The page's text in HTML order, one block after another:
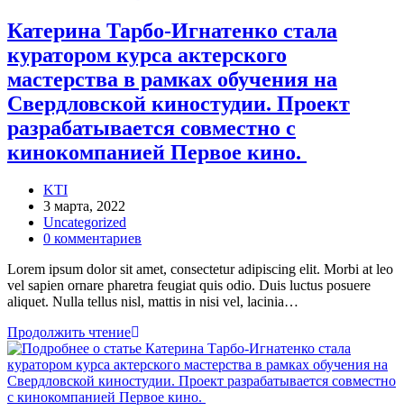
актерского
мастерства
в
обучения
на
киностудии.
Проект
Первое
Катерина Тарбо-Игнатенко стала
куратором курса актерского
мастерства в рамках обучения на
Свердловской киностудии. Проект
разрабатывается совместно с
кинокомпанией Первое кино.
Автор
записи:
KTI
Запись
опубликована:
3 марта, 2022
Рубрика
записи:
Uncategorized
Комментарии
записи:
0 комментариев
Lorem ipsum dolor sit amet, consectetur adipiscing elit. Morbi at leo
vel sapien ornare pharetra feugiat quis odio. Duis luctus posuere
aliquet. Nulla tellus nisl, mattis in nisi vel, lacinia…
Продолжить чтениеКатерина
Тарбо-
Игнатенко
стала
куратором